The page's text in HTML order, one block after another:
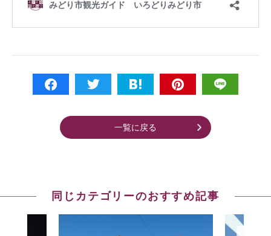
一覧に戻る
同じカテゴリーのおすすめ記事